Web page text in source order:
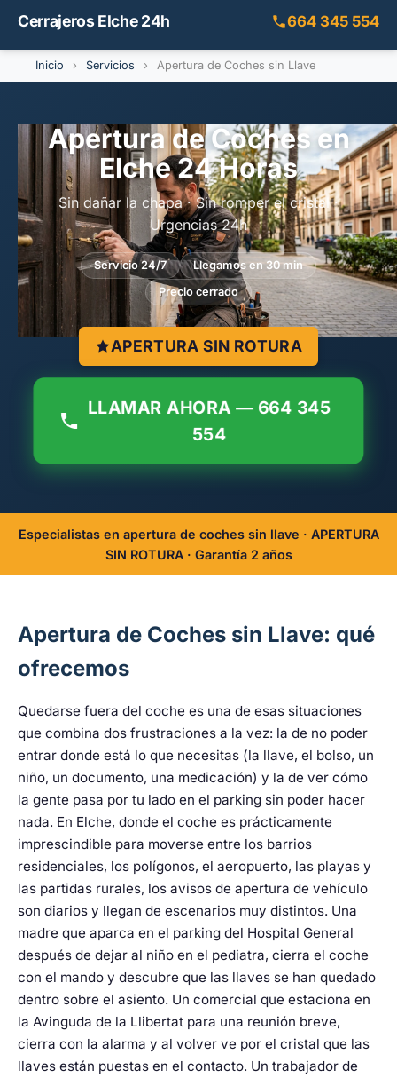
Cerrajeros Elche 24h 664 345 554
Inicio › Servicios › Apertura de Coches sin Llave
Apertura de Coches en
Elche 24 Horas
Sin dañar la chapa · Sin romper el cristal ·
Urgencias 24h
Servicio 24/7
Llegamos en 30 min
Precio cerrado
APERTURA SIN ROTURA
LLAMAR AHORA — 664 345
554
Especialistas en apertura de coches sin llave · APERTURA
SIN ROTURA · Garantía 2 años
Apertura de Coches sin Llave: qué
ofrecemos
Quedarse fuera del coche es una de esas situaciones
que combina dos frustraciones a la vez: la de no poder
entrar donde está lo que necesitas (la llave, el bolso, un
niño, un documento, una medicación) y la de ver cómo
la gente pasa por tu lado en el parking sin poder hacer
nada. En Elche, donde el coche es prácticamente
imprescindible para moverse entre los barrios
residenciales, los polígonos, el aeropuerto, las playas y
las partidas rurales, los avisos de apertura de vehículo
son diarios y llegan de escenarios muy distintos. Una
madre que aparca en el parking del Hospital General
después de dejar al niño en el pediatra, cierra el coche
con el mando y descubre que las llaves se han quedado
dentro sobre el asiento. Un comercial que estaciona en
la Avinguda de la Llibertat para una reunión breve,
cierra con la alarma y al volver ve por el cristal que las
llaves están puestas en el contacto. Un trabajador de